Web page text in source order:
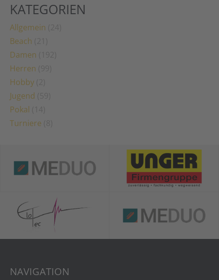
KATEGORIEN
Allgemein
Beach
Damen
Herren
Hobby
Jugend
Pokal
Turniere
NAVIGATION